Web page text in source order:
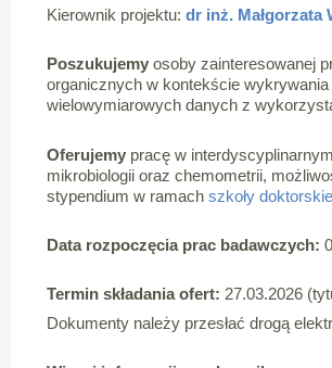
Kierownik projektu: dr inż. Małgorzata
Poszukujemyosoby zainteresowanej
organicznych w kontekście
wielowymiarowych danych z
Oferujemypracę w
mikrobiologii oraz chemometrii,
stypendium w ramach szkoły
Data rozpoczęcia prac badawczych:
Termin składania ofert: 27.03.2026
Dokumenty należy przesłać drogą